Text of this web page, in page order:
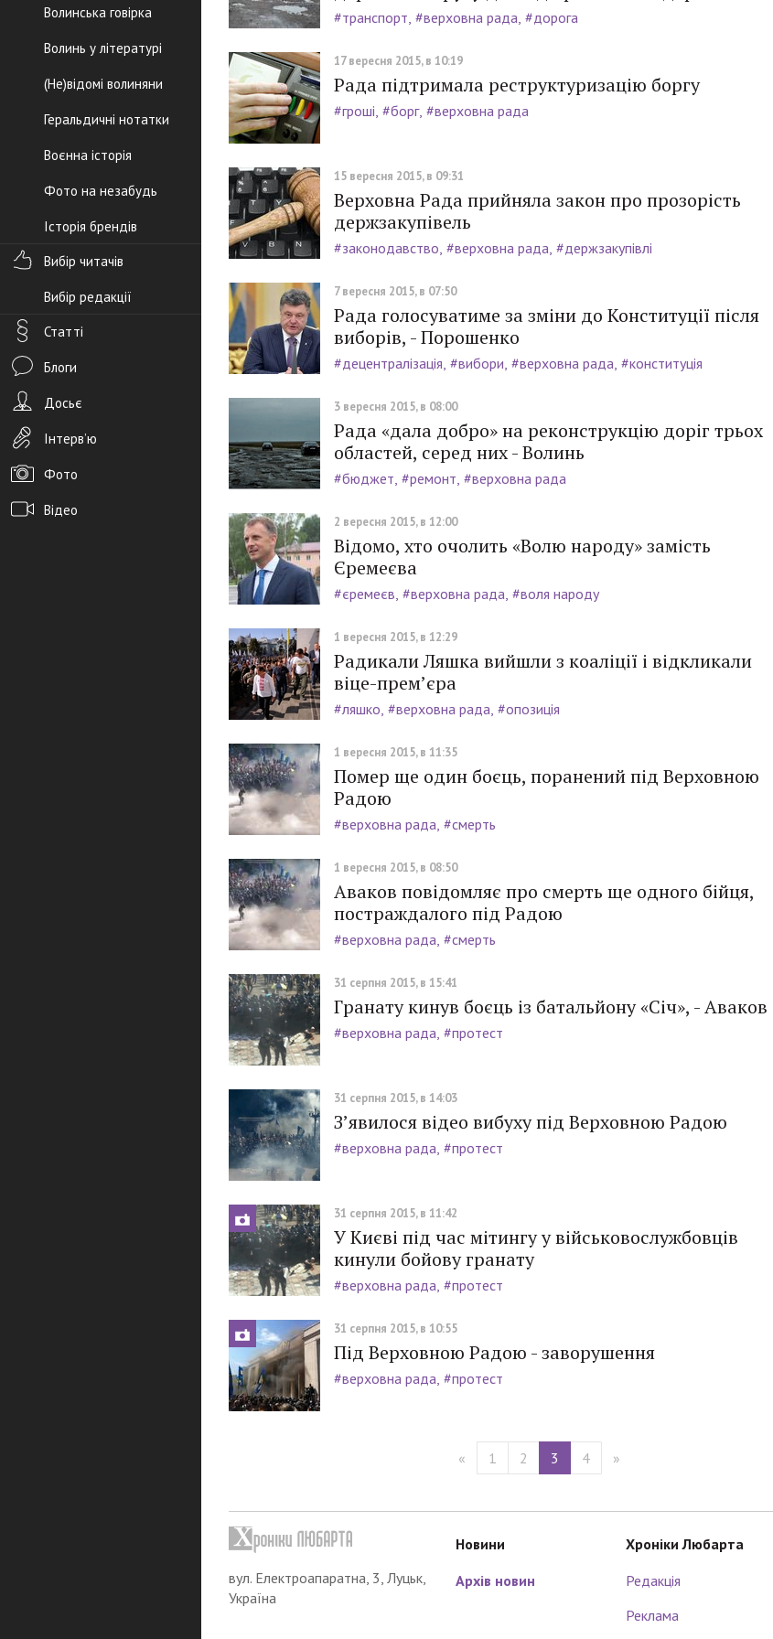
Волинська говірка
Волинь у літературі
(Не)відомі волиняни
Геральдичні нотатки
Воєнна історія
Фото на незабудь
Історія брендів
Вибір читачів
Вибір редакції
Статті
Блоги
Досьє
Інтерв’ю
Фото
Відео
#транспорт #верховна рада #дорога
17 вересня 2015, в 10:19
Рада підтримала реструктуризацію боргу
#гроші #борг #верховна рада
15 вересня 2015, в 09:31
Верховна Рада прийняла закон про прозорість
держзакупівель
#законодавство #верховна рада #держзакупівлі
7 вересня 2015, в 07:50
Рада голосуватиме за зміни до Конституції після
виборів, - Порошенко
#децентралізація #вибори #верховна рада #конституція
3 вересня 2015, в 08:00
Рада «дала добро» на реконструкцію доріг трьох
областей, серед них - Волинь
#бюджет #ремонт #верховна рада
2 вересня 2015, в 12:00
Відомо, хто очолить «Волю народу» замість
Єремеєва
#єремеєв #верховна рада #воля народу
1 вересня 2015, в 12:29
Радикали Ляшка вийшли з коаліції і відкликали
віце-прем’єра
#ляшко #верховна рада #опозиція
1 вересня 2015, в 11:35
Помер ще один боєць, поранений під Верховною
Радою
#верховна рада #смерть
1 вересня 2015, в 08:50
Аваков повідомляє про смерть ще одного бійця,
постраждалого під Радою
#верховна рада #смерть
31 серпня 2015, в 15:41
Гранату кинув боєць із батальйону «Січ», - Аваков
#верховна рада #протест
31 серпня 2015, в 14:03
З’явилося відео вибуху під Верховною Радою
#верховна рада #протест
31 серпня 2015, в 11:42
У Києві під час мітингу у військовослужбовців
кинули бойову гранату
#верховна рада #протест
31 серпня 2015, в 10:55
Під Верховною Радою - заворушення
#верховна рада #протест
« 1 2 3 4 »
вул. Електроапаратна, 3, Луцьк,
Україна
Новини
Архів новин
Хроніки Любарта
Редакція
Реклама